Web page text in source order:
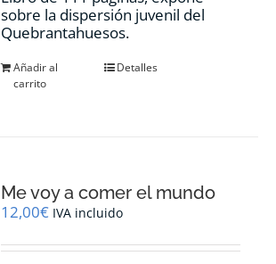
sobre la dispersión juvenil del
Quebrantahuesos.
Añadir al
carrito
Detalles
Me voy a comer el mundo
12,00€ IVA incluido